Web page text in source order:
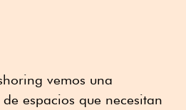
vemos una
espacios que necesitan